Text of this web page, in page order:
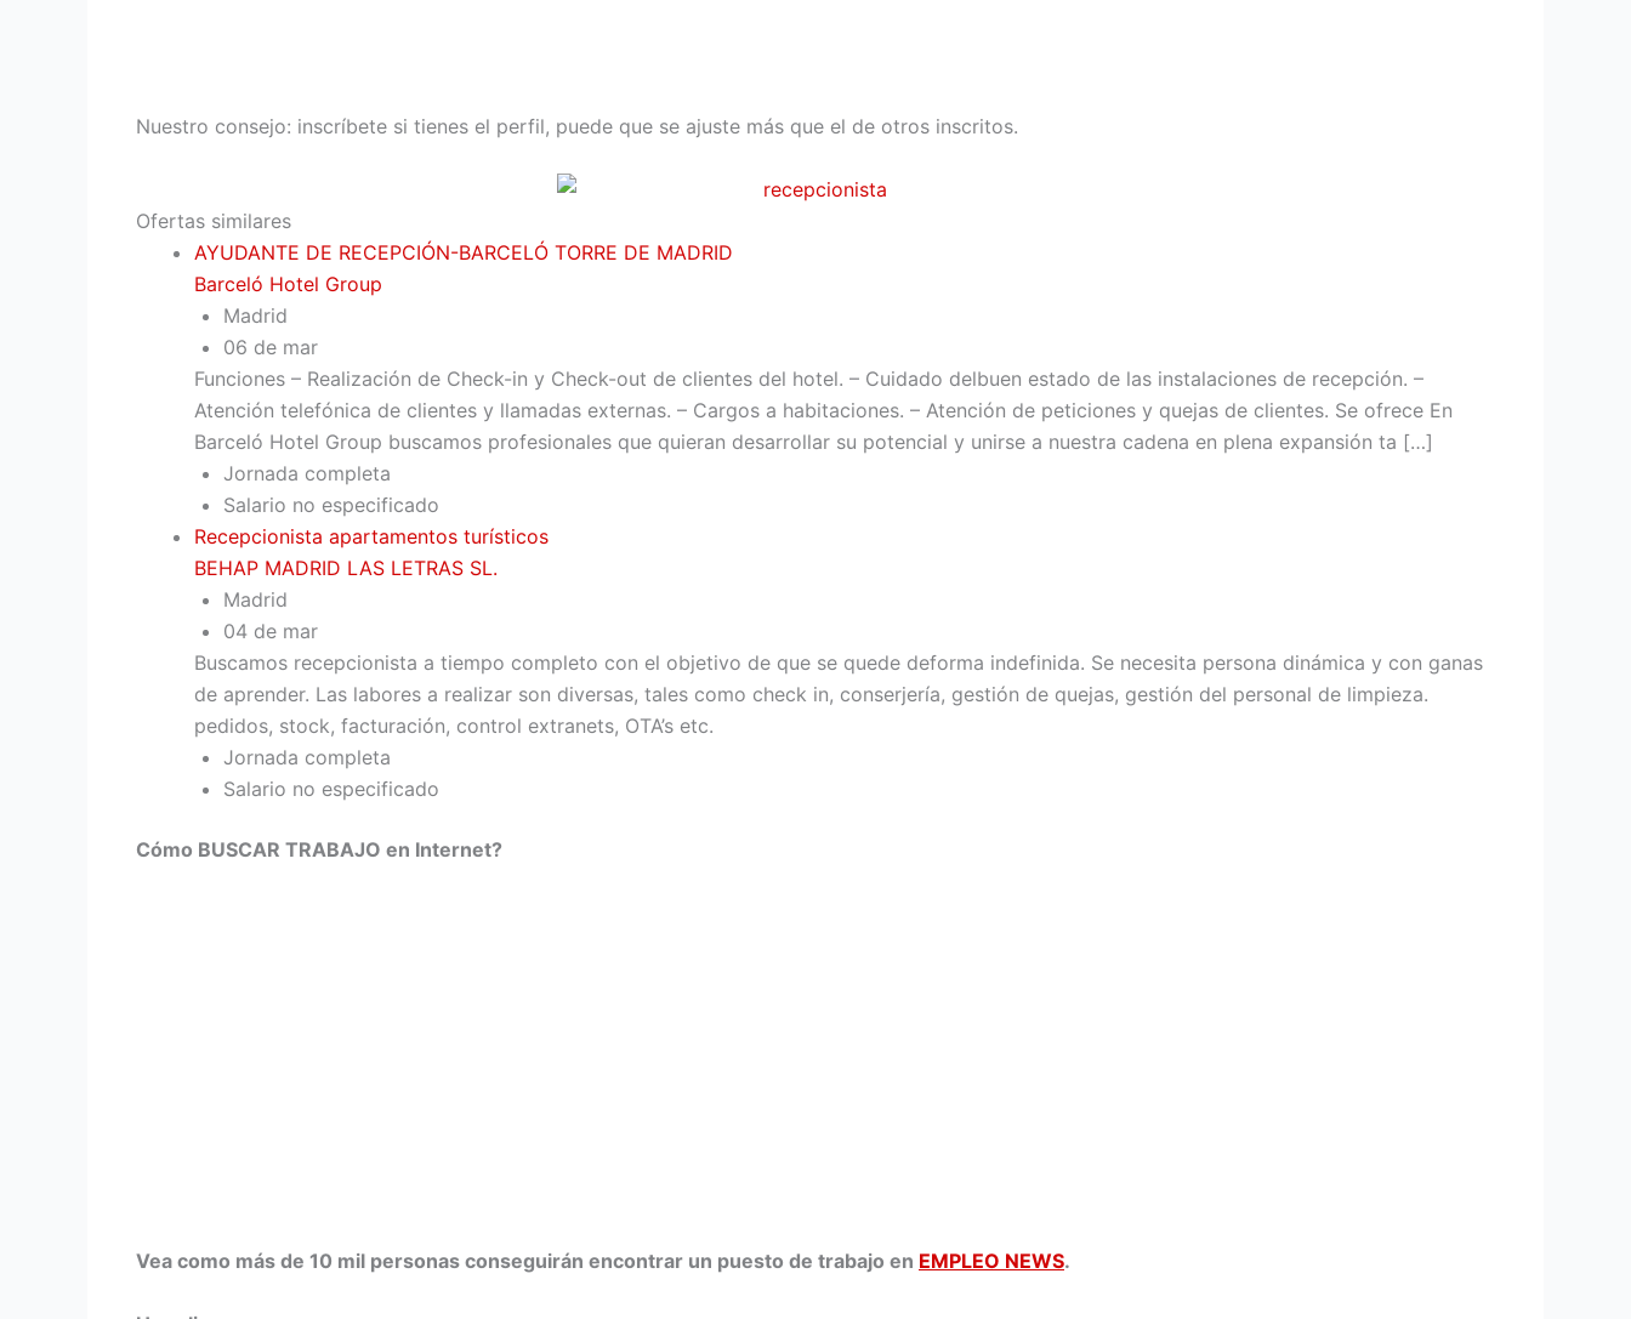
Nuestro consejo: inscríbete si tienes el perfil, puede que se ajuste más que el de otros inscritos.
Ofertas similares
AYUDANTE DE RECEPCIÓN-BARCELÓ TORRE DE MADRID
Barceló Hotel Group
Madrid
06 de mar
Funciones – Realización de Check-in y Check-out de clientes del hotel. – Cuidado delbuen estado de las instalaciones de recepción. –
Atención telefónica de clientes y llamadas externas. – Cargos a habitaciones. – Atención de peticiones y quejas de clientes. Se ofrece En
Barceló Hotel Group buscamos profesionales que quieran desarrollar su potencial y unirse a nuestra cadena en plena expansión ta […]
Jornada completa
Salario no especificado
Recepcionista apartamentos turísticos
BEHAP MADRID LAS LETRAS SL.
Madrid
04 de mar
Buscamos recepcionista a tiempo completo con el objetivo de que se quede deforma indefinida. Se necesita persona dinámica y con ganas
de aprender. Las labores a realizar son diversas, tales como check in, conserjería, gestión de quejas, gestión del personal de limpieza.
pedidos, stock, facturación, control extranets, OTA’s etc.
Jornada completa
Salario no especificado
Cómo BUSCAR TRABAJO en Internet?
Vea como más de 10 mil personas conseguirán encontrar un puesto de trabajo en EMPLEO NEWS.